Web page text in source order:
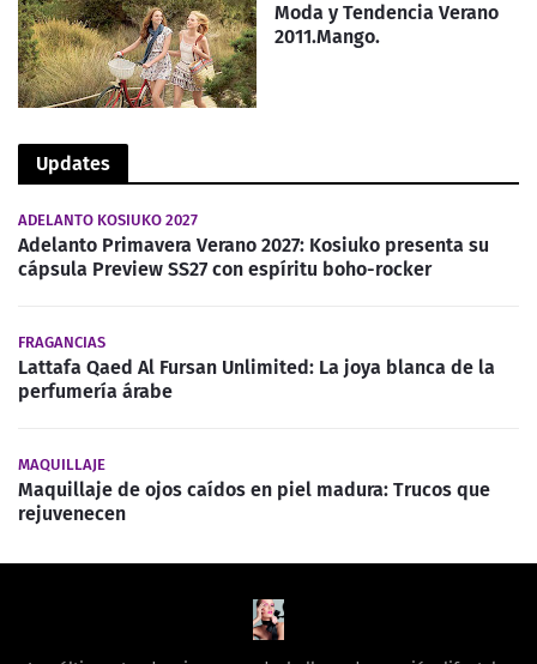
Moda y Tendencia Verano
2011.Mango.
Updates
ADELANTO KOSIUKO 2027
Adelanto Primavera Verano 2027: Kosiuko presenta su
cápsula Preview SS27 con espíritu boho-rocker
FRAGANCIAS
Lattafa Qaed Al Fursan Unlimited: La joya blanca de la
perfumería árabe
MAQUILLAJE
Maquillaje de ojos caídos en piel madura: Trucos que
rejuvenecen